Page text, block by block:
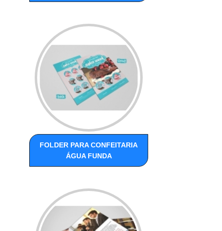
FOLDER PARA CONFEITARIA
ÁGUA FUNDA